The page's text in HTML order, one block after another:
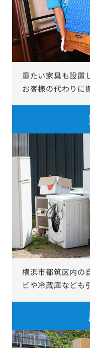
重たい家具も設置
お客様の代わりに
横浜市都筑区内の
ビや冷蔵庫なども